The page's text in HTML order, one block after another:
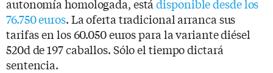
autonomía homologada, estádisponible desde los
76.750 euros. La oferta tradicional arranca sus
tarifas en los 60.050 euros para la variante diésel
520d de 197 caballos. Sólo el tiempo dictará
sentencia.